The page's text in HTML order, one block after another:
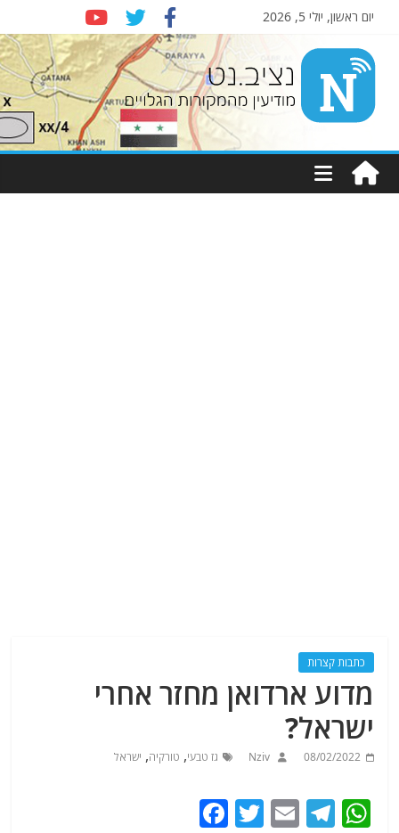
יום ראשון, יולי 5, 2026
Nziv.net
מודיעין
מהמקורות
כתבות קצרות
מדוע ארדואן מחזר אחרי
ישראל?
08/02/2022
Nziv גז טבעי, טורקיה, ישראל
W
T
E
T